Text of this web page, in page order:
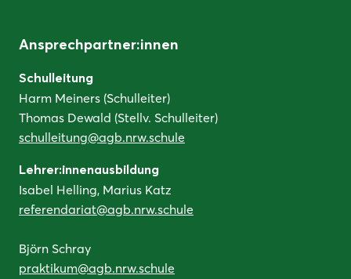
Ansprechpartner:innen
Schulleitung
Harm Meiners (Schulleiter)
Thomas Dewald (Stellv. Schulleiter)
schulleitung@agb.nrw.schule
Lehrer:innenausbildung
Isabel Helling, Marius Katz
referendariat@agb.nrw.schule
Björn Schray
praktikum@agb.nrw.schule